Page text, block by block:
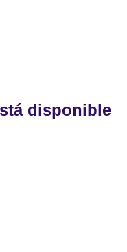
disponible